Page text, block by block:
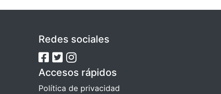
Redes sociales
Accesos rápidos
Política de privacidad